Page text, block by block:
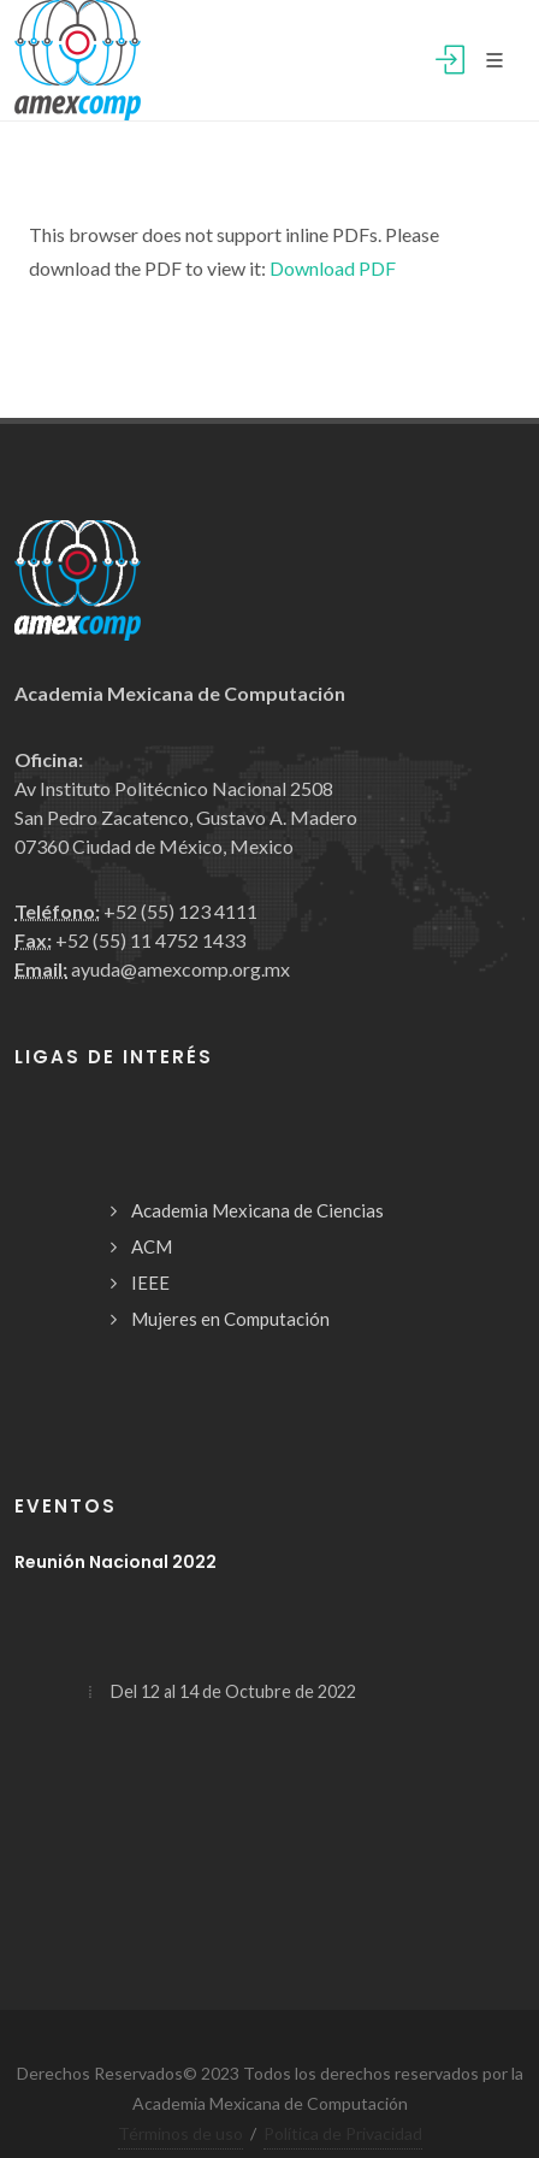
This browser does not support inline PDFs. Please
download the PDF to view it: Download PDF
Academia Mexicana de Computación
Oficina:
Av Instituto Politécnico Nacional 2508
San Pedro Zacatenco, Gustavo A. Madero
07360 Ciudad de México, Mexico
Teléfono: +52 (55) 123 4111
Fax: +52 (55) 11 4752 1433
Email:ayuda@amexcomp.org.mx
LIGAS DE INTERÉS
Academia Mexicana de Ciencias
ACM
IEEE
Mujeres en Computación
EVENTOS
Reunión Nacional 2022
Del 12 al 14 de Octubre de 2022
Derechos Reservados© 2023 Todos los derechos reservados por la
Academia Mexicana de Computación
/